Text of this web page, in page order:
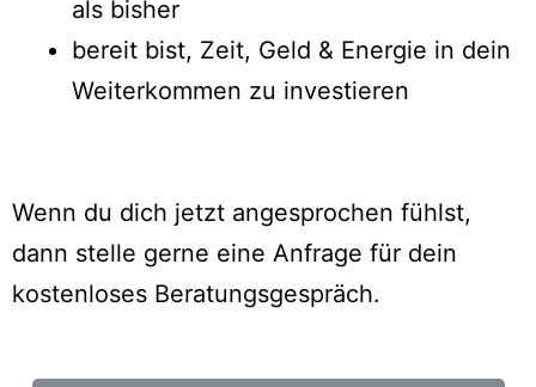
als bisher
bereit bist, Zeit, Geld & Energie in dein
Weiterkommen zu investieren
Wenn du dich jetzt angesprochen fühlst,
dann stelle gerne eine Anfrage für dein
kostenloses Beratungsgespräch.